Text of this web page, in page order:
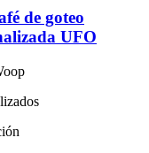
de goteo
UFO